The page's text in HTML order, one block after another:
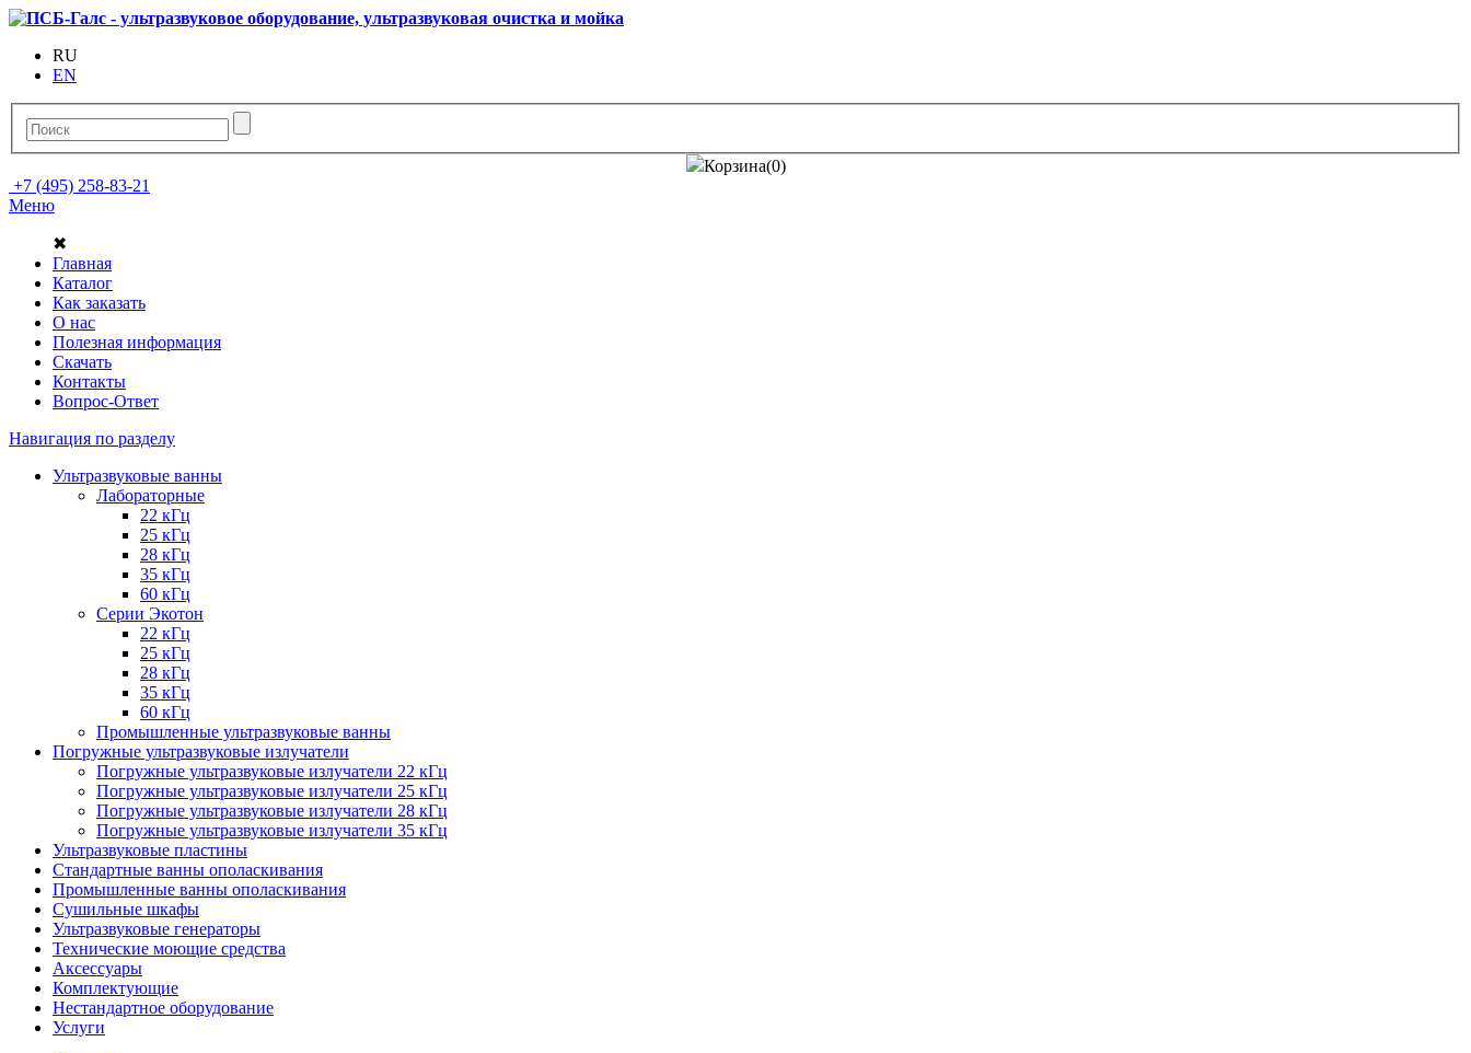
RU
EN
Корзина(0)
+7 (495) 258-83-21
Меню
✖
Главная
Каталог
Как заказать
О нас
Полезная информация
Скачать
Контакты
Вопрос-Ответ
Навигация по разделу
Ультразвуковые ванны
Лабораторные
22 кГц
25 кГц
28 кГц
35 кГц
60 кГц
Серии Экотон
22 кГц
25 кГц
28 кГц
35 кГц
60 кГц
Промышленные ультразвуковые ванны
Погружные ультразвуковые излучатели
Погружные ультразвуковые излучатели 22 кГц
Погружные ультразвуковые излучатели 25 кГц
Погружные ультразвуковые излучатели 28 кГц
Погружные ультразвуковые излучатели 35 кГц
Ультразвуковые пластины
Стандартные ванны ополаскивания
Промышленные ванны ополаскивания
Сушильные шкафы
Ультразвуковые генераторы
Технические моющие средства
Аксессуары
Комплектующие
Нестандартное оборудование
Услуги